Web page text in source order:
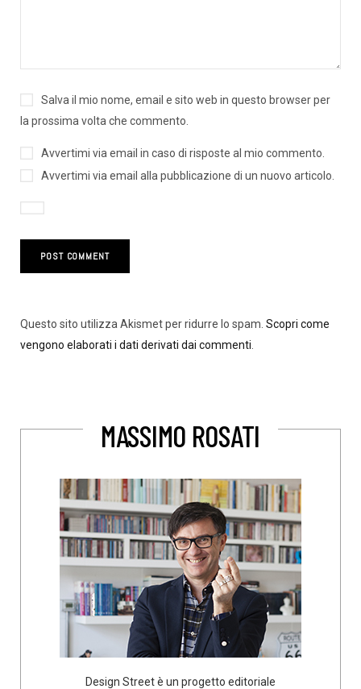
Salva il mio nome, email e sito web in questo browser per
la prossima volta che commento.
Avvertimi via email in caso di risposte al mio commento.
Avvertimi via email alla pubblicazione di un nuovo articolo.
Questo sito utilizza Akismet per ridurre lo spam. Scopri come
vengono elaborati i dati derivati dai commenti.
MASSIMO ROSATI
Design Street è un progetto editoriale